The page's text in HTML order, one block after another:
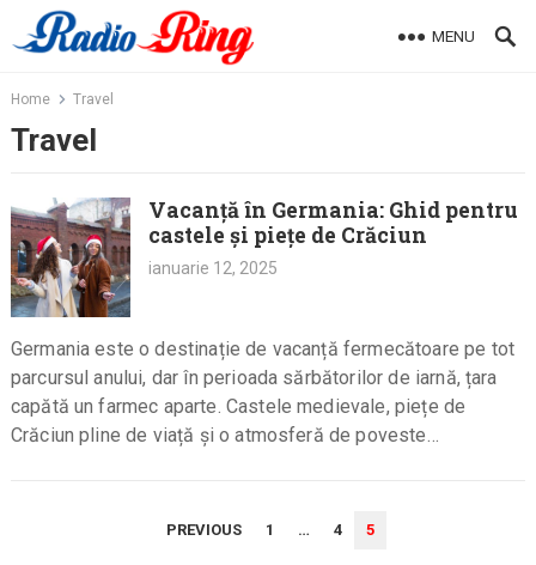
to
MENU
Home Travel
Travel
Vacanță în Germania: Ghid pentru
castele și piețe de Crăciun
ianuarie 12, 2025
Germania este o destinație de vacanță fermecătoare pe tot
parcursul anului, dar în perioada sărbătorilor de iarnă, țara
capătă un farmec aparte. Castele medievale, piețe de
Crăciun pline de viață și o atmosferă de poveste…
PREVIOUS 1 … 4 5